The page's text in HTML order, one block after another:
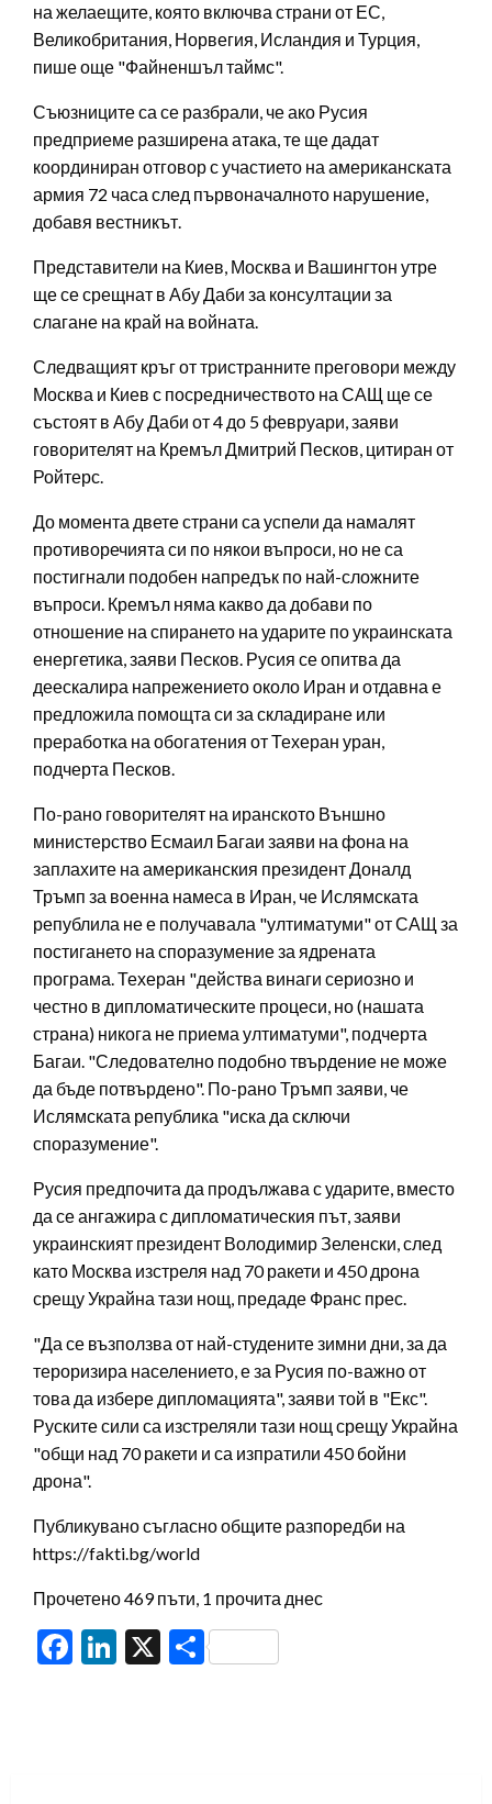
на желаещите, която включва страни от ЕС,
Великобритания, Норвегия, Исландия и Турция,
пише още "Файненшъл таймс".
Съюзниците са се разбрали, че ако Русия
предприеме разширена атака, те ще дадат
координиран отговор с участието на американската
армия 72 часа след първоначалното нарушение,
добавя вестникът.
Представители на Киев, Москва и Вашингтон утре
ще се срещнат в Абу Даби за консултации за
слагане на край на войната.
Следващият кръг от тристранните преговори между
Москва и Киев с посредничеството на САЩ ще се
състоят в Абу Даби от 4 до 5 февруари, заяви
говорителят на Кремъл Дмитрий Песков, цитиран от
Ройтерс.
До момента двете страни са успели да намалят
противоречията си по някои въпроси, но не са
постигнали подобен напредък по най-сложните
въпроси. Кремъл няма какво да добави по
отношение на спирането на ударите по украинската
енергетика, заяви Песков. Русия се опитва да
деескалира напрежението около Иран и отдавна е
предложила помощта си за складиране или
преработка на обогатения от Техеран уран,
подчерта Песков.
По-рано говорителят на иранското Външно
министерство Есмаил Багаи заяви на фона на
заплахите на американския президент Доналд
Тръмп за военна намеса в Иран, че Ислямската
републила не е получавала "ултиматуми" от САЩ за
постигането на споразумение за ядрената
програма. Техеран "действа винаги сериозно и
честно в дипломатическите процеси, но (нашата
страна) никога не приема ултиматуми", подчерта
Багаи. "Следователно подобно твърдение не може
да бъде потвърдено". По-рано Тръмп заяви, че
Ислямската република "иска да сключи
споразумение".
Русия предпочита да продължава с ударите, вместо
да се ангажира с дипломатическия път, заяви
украинският президент Володимир Зеленски, след
като Москва изстреля над 70 ракети и 450 дрона
срещу Украйна тази нощ, предаде Франс прес.
"Да се възползва от най-студените зимни дни, за да
тероризира населението, е за Русия по-важно от
това да избере дипломацията", заяви той в "Екс".
Руските сили са изстреляли тази нощ срещу Украйна
"общи над 70 ракети и са изпратили 450 бойни
дрона".
Публикувано съгласно общите разпоредби на
https://fakti.bg/world
Прочетено 469 пъти, 1 прочита днес
Facebook
LinkedIn
X Share